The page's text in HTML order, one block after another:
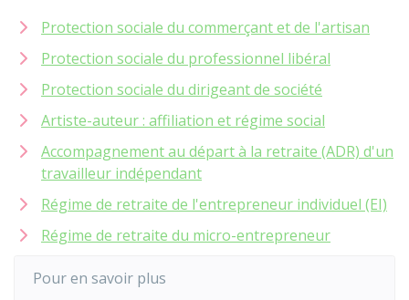
Protection sociale du commerçant et de l'artisan
Protection sociale du professionnel libéral
Protection sociale du dirigeant de société
Artiste-auteur : affiliation et régime social
Accompagnement au départ à la retraite (ADR) d'un
travailleur indépendant
Régime de retraite de l'entrepreneur individuel (EI)
Régime de retraite du micro-entrepreneur
Pour en savoir plus